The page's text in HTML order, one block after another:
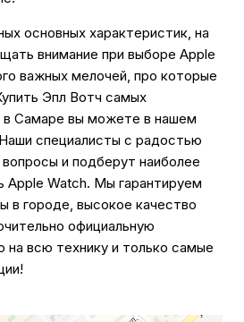
основных характеристик, на
внимание при выборе Apple
важных мелочей, про которые
Эпл Вотч самых
в Самаре вы можете в нашем
специалисты с радостью
и подберут наиболее
Apple Watch. Мы гарантируем
в городе, высокое качество
официальную
на всю технику и только самые